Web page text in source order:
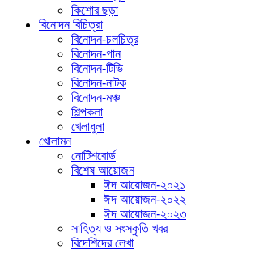
কিশোর ছড়া
বিনোদন বিচিত্রা
বিনোদন-চলচিত্র
বিনোদন-গান
বিনোদন-টিভি
বিনোদন-নাটক
বিনোদন-মঞ্চ
শিল্পকলা
খেলাধুলা
খোলামন
নোটিশবোর্ড
বিশেষ আয়োজন
ঈদ আয়োজন-২০২১
ঈদ আয়োজন-২০২২
ঈদ আয়োজন-২০২৩
সাহিত্য ও সংস্কৃতি খবর
বিদেশিদের লেখা